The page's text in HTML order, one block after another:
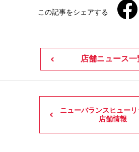
この記事をシェアする
店舗ニュース一
ニューバランスヒュー
店舗情報